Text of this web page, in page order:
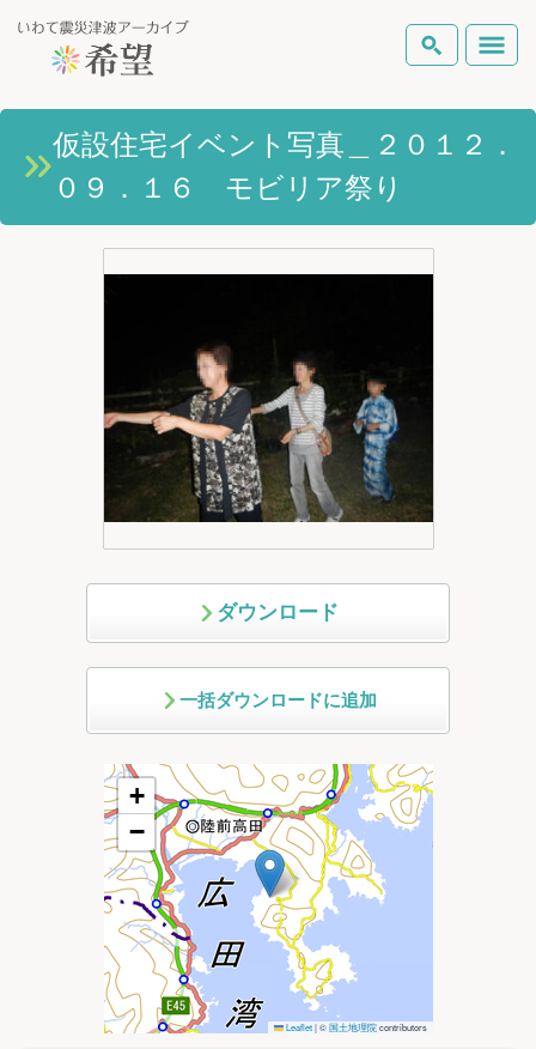
いわて震災津波アーカイブとは
岩手県の被害状況
Foreign Laguage
検索
仮設住宅イベント写真＿２０１２．
０９．１６ モビリア祭り
ダウンロード
一括ダウンロードに追加
+
−
Leaflet |©国土地理院contributors